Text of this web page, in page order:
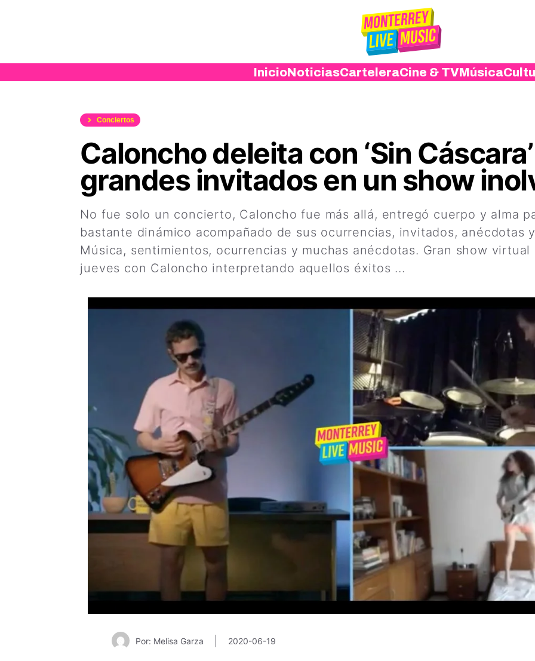
InicioNoticiasCarteleraCine & TVMúsica
Conciertos
Caloncho deleita con ‘Sin
grandes invitados en un show
No fue solo un concierto, Caloncho fue más allá, entregó cuerpo y alma
bastante dinámico acompañado de sus ocurrencias, invitados, anécdotas
Música, sentimientos, ocurrencias y muchas anécdotas. Gran show
jueves con Caloncho interpretando aquellos éxitos ...
Por: Melisa Garza 2020-06-19